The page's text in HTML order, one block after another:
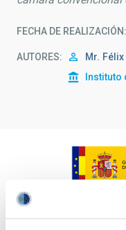
FECHA DE REALIZACIÓN
AUTORES Mr. Félix
Instituto